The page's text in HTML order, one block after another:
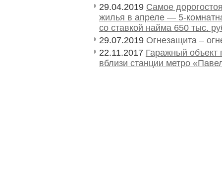
29.04.2019 Самое
жилья в апреле — 5-
со ставкой найма 650 тыс.
29.07.2019 Огнезащита –
22.11.2017 Гаражный объект
вблизи станции метро